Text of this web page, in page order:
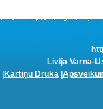
Livija Varna-
Kartiņu Druka|